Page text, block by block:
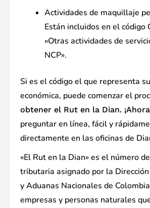
Actividades de maquillaje
Están incluidos en el código
«Otras actividades de
NCP».
Si es el código el que representa
económica, puede comenzar el
obtener el Rut en la Dian. ¡Ahora
preguntar en línea, fácil y
directamente en las oficinas de
«El Rut en la Dian» es el número
tributaria asignado por la
y Aduanas Nacionales de
empresas y personas naturales